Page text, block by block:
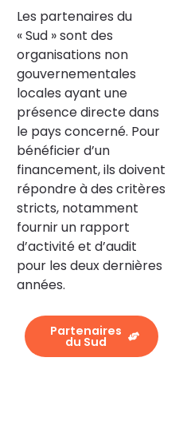
Les partenaires du
« Sud » sont des
organisations non
gouvernementales
locales ayant une
présence directe dans
le pays concerné. Pour
bénéficier d’un
financement, ils doivent
répondre à des critères
stricts, notamment
fournir un rapport
d’activité et d’audit
pour les deux dernières
années.
Partenaires
du Sud